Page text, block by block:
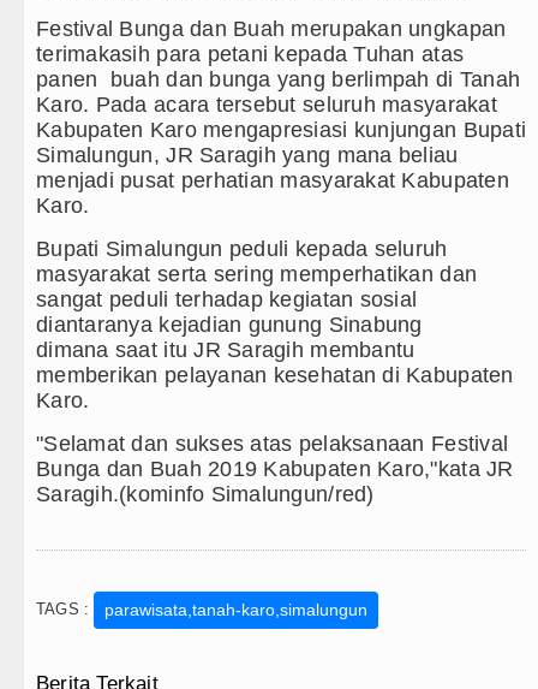
Gubernur Bobby Nasution Minta
Rico Waas : Kemerdekaan Harus
Akses Jalan ke Pemandian Air
Tim Gabungan Ringkus 3
Emma Raducanu Absen di Grand
Juventus Dikalahkan Inter Milan
Chelsea Gilas AC Milan di Laga
Ketua GRIB Jaya Labuhanbatu
Rico Waas : Kemerdekaan Harus
Festival Bunga dan Buah merupakan ungkapan
terimakasih para petani kepada Tuhan atas
panen buah dan bunga yang berlimpah di Tanah
Karo. Pada acara tersebut seluruh masyarakat
Kabupaten Karo mengapresiasi kunjungan Bupati
Simalungun, JR Saragih yang mana beliau
menjadi pusat perhatian masyarakat Kabupaten
Karo.
Bupati Simalungun peduli kepada seluruh
masyarakat serta sering memperhatikan dan
sangat peduli terhadap kegiatan sosial
diantaranya kejadian gunung Sinabung
dimana saat itu JR Saragih membantu
memberikan pelayanan kesehatan di Kabupaten
Karo.
"Selamat dan sukses atas pelaksanaan Festival
Bunga dan Buah 2019 Kabupaten Karo,"kata JR
Saragih.(kominfo Simalungun/red)
TAGS : parawisata,tanah-karo,simalungun
Berita Terkait